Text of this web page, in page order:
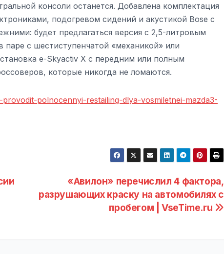
консоли останется. Добавлена комплектация
подогревом сидений и акустикой Bose с
будет предлагаться версия с 2,5-литровым
с шестиступенчатой «механикой» или
e-Skyactiv X с передним или полным
которые никогда не ломаются.
polnocennyi-restailing-dlya-vosmiletnei-mazda3-
«Авилон» перечислил 4 фактора,
разрушающих краску на автомобилях с
пробегом | VseTime.ru